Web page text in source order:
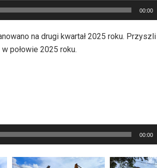
00:00
na drugi kwartał 2025 roku.
połowie 2025 roku.
00:00